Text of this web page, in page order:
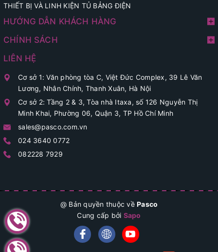
THIẾT BỊ VÀ LINH KIỆN TỦ BẢNG ĐIỆN
HƯỚNG DẪN KHÁCH HÀNG
CHÍNH SÁCH
LIÊN HỆ
Cơ sở 1: Văn phòng tòa C, Việt Đức Complex, 39 Lê Văn
Lương, Nhân Chính, Thanh Xuân, Hà Nội
Cơ sở 2: Tầng 2 & 3, Tòa nhà Itaxa, số 126 Nguyễn Thị
Minh Khai, Phường 06, Quận 3, TP Hồ Chí Minh
sales@pasco.com.vn
024 3640 0772
082228 7929
@ Bản quyền thuộc về Pasco
Cung cấp bởi Sapo